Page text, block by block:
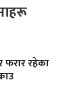
फरार रहेका